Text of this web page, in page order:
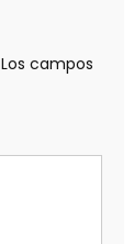
Los campos